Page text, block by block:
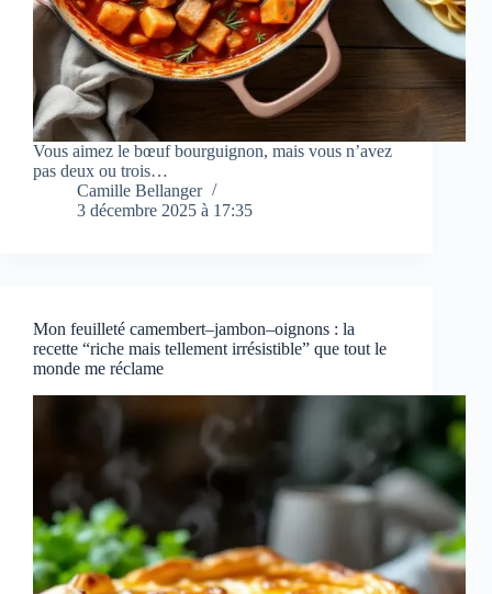
Vous aimez le bœuf bourguignon, mais vous n’avez
pas deux ou trois…
Camille Bellanger
3 décembre 2025 à 17:35
Mon feuilleté camembert–jambon–oignons : la
recette “riche mais tellement irrésistible” que tout le
monde me réclame